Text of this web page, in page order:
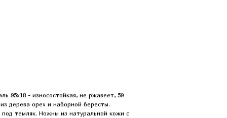
95х18 - износостойкая, не ржавеет, 59
дерева орех и наборной бересты.
темляк. Ножны из натуральной кожи с